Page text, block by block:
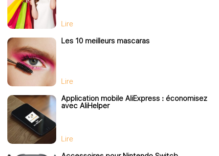
Lire
Les 10 meilleurs mascaras
Lire
Application mobile AliExpress : économisez
avec AliHelper
Lire